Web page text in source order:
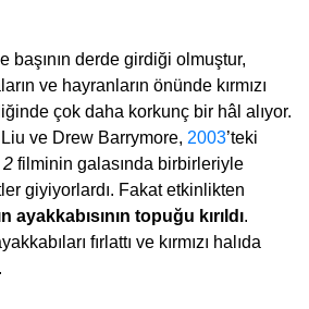
başının derde girdiği olmuştur,
ve hayranların önünde kırmızı
çok daha korkunç bir hâl alıyor.
ve Drew Barrymore, 2003’teki
2 filminin galasında birbirleriyle
giyiyorlardı. Fakat etkinlikten
ayakkabısının topuğu kırıldı.
fırlattı ve kırmızı halıda